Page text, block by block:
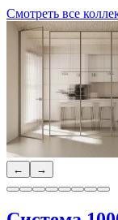
Смотреть все
← →